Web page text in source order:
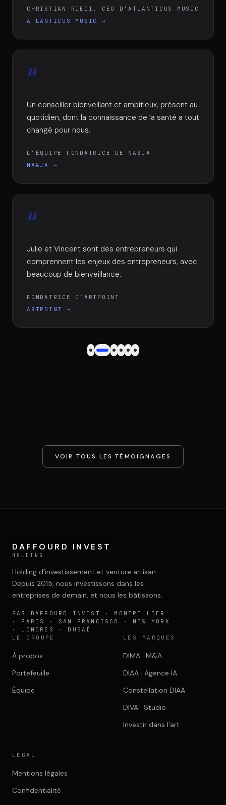
CHRISTIAN RIEDI, CEO D’ATLANTICUS MUSIC
ATLANTICUS MUSIC
→
“
Un conseiller bienveillant et ambitieux, présent au
quotidien, dont la connaissance de la santé a tout
changé pour nous.
L’ÉQUIPE FONDATRICE DE NA&JA
NA&JA
→
“
Julie et Vincent sont des entrepreneurs qui
comprennent les enjeux des entrepreneurs, avec
beaucoup de bienveillance.
FONDATRICE D’ARTPOINT
ARTPOINT
→
VOIR TOUS LES TÉMOIGNAGES
DAFFOURD INVEST
HOLDING
Holding d’investissement et venture artisan.
Depuis 2015, nous investissons dans les
entreprises de demain, et nous les bâtissons.
SAS DAFFOURD INVEST
· MONTPELLIER
· PARIS · SAN FRANCISCO · NEW YORK
· LONDRES · DUBAÏ
LE GROUPE
À propos
Portefeuille
Équipe
LES MARQUES
DIMA · M&A
DIAA · Agence IA
Constellation DIAA
DIVA · Studio
Investir dans l’art
LÉGAL
Mentions légales
Confidentialité